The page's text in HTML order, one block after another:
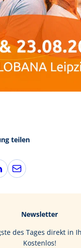
teilen
E
-
Newsletter
des Tages direkt in
Kostenlos!